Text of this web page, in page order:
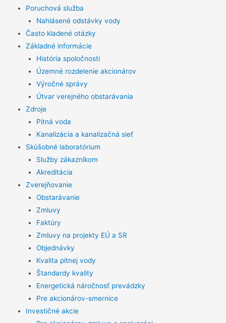
Poruchová služba
Nahlásené odstávky vody
Často kladené otázky
Základné informácie
História spoločnosti
Územné rozdelenie akcionárov
Výročné správy
Útvar verejného obstarávania
Zdroje
Pitná voda
Kanalizácia a kanalizačná sieť
Skúšobné laboratórium
Služby zákazníkom
Akreditácia
Zverejňovanie
Obstarávanie
Zmluvy
Faktúry
Zmluvy na projekty EÚ a SR
Objednávky
Kvalita pitnej vody
Štandardy kvality
Energetická náročnosť prevádzky
Pre akcionárov-smernice
Investičné akcie